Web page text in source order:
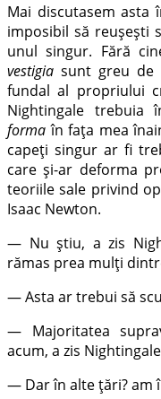
Mai discutasem asta
imposibil să reușești
unul singur. Fără
vestigia sunt greu de
fundal al propriului
Nightingale trebuia
formaîn fața mea
capeți singur ar fi
care și-ar deforma
teoriile sale privind
Isaac Newton.
— Nu știu, a zis
rămas prea mulți
— Asta ar trebui să
— Majoritatea
acum, a zis
— Dar în alte țări? am